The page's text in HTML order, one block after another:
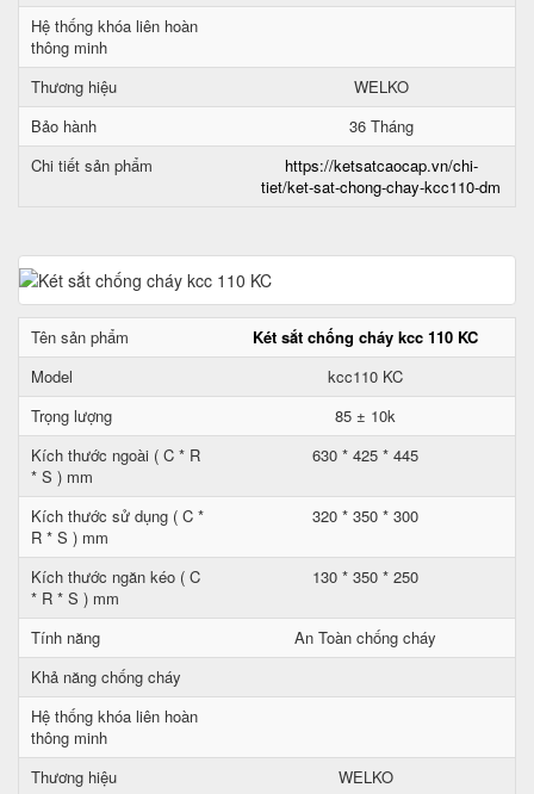
Hệ thống khóa liên hoàn
thông minh
Thương hiệu
WELKO
Bảo hành
36 Tháng
Chi tiết sản phẩm
https://ketsatcaocap.vn/chi-
tiet/ket-sat-chong-chay-kcc110-dm
Tên sản phẩm
Két sắt chống cháy kcc 110 KC
Model
kcc110 KC
Trọng lượng
85 ± 10k
Kích thước ngoài ( C * R
* S ) mm
630 * 425 * 445
Kích thước sử dụng ( C *
R * S ) mm
320 * 350 * 300
Kích thước ngăn kéo ( C
* R * S ) mm
130 * 350 * 250
Tính năng
An Toàn chống cháy
Khả năng chống cháy
Hệ thống khóa liên hoàn
thông minh
Thương hiệu
WELKO